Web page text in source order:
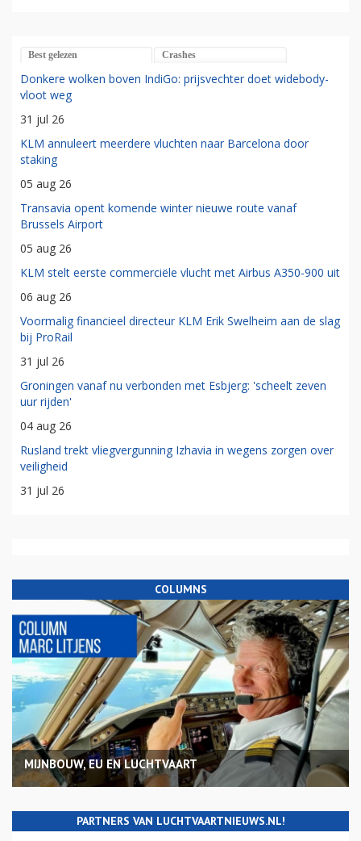
Best gelezen Crashes
Donkere wolken boven IndiGo: prijsvechter doet widebody-
vloot weg
31 jul 26
KLM annuleert meerdere vluchten naar Barcelona door
staking
05 aug 26
Transavia opent komende winter nieuwe route vanaf
Brussels Airport
05 aug 26
KLM stelt eerste commerciële vlucht met Airbus A350-900 uit
06 aug 26
Voormalig financieel directeur KLM Erik Swelheim aan de slag
bij ProRail
31 jul 26
Groningen vanaf nu verbonden met Esbjerg: 'scheelt zeven
uur rijden'
04 aug 26
Rusland trekt vliegvergunning Izhavia in wegens zorgen over
veiligheid
31 jul 26
COLUMNS
MIJNBOUW, EU EN LUCHTVAART
PARTNERS VAN LUCHTVAARTNIEUWS.NL!